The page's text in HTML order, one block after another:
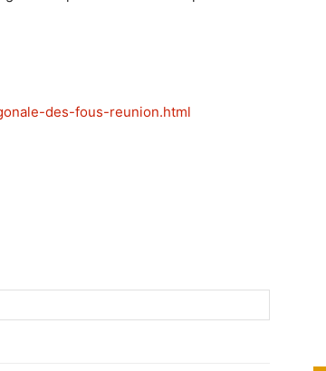
des-fous-reunion.html